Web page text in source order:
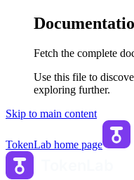
Fetch the complete
Use this file to
exploring further.
Skip to main content
TokenLab home page